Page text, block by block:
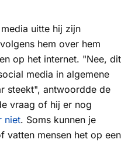
uitte hij zijn
hem over hem
op het internet. "Nee, dit
media in algemene
steekt", antwoordde de
vraag of hij er nog
niet. Soms kunnen je
vatten mensen het op een